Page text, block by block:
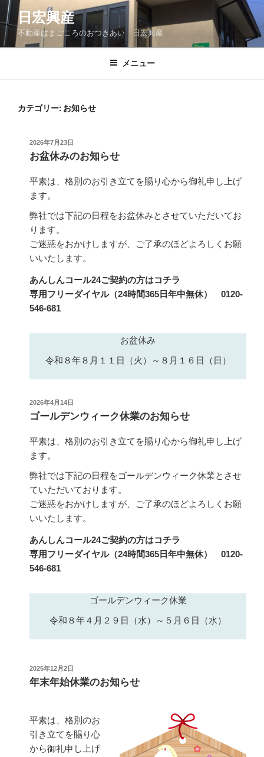
コ
ン
テ
ン
日宏興産
不動産はまごころのおつきあい 日宏興産
メニュー
カテゴリー: お知らせ
投
稿
日:
2026年7月23日
お盆休みのお知らせ
平素は、格別のお引き立てを賜り心から御礼申し上げ
ます。
弊社では下記の日程をお盆休みとさせていただいてお
ります。
ご迷惑をおかけしますが、ご了承のほどよろしくお願
いいたします。
あんしんコール24ご契約の方はコチラ
専用フリーダイヤル（24時間365日年中無休） 0120-
546-681
お盆休み
令和８年８月１１日（火）～８月１６日（日）
投
稿
2026年4月14日
ゴールデンウィーク休業のお知らせ
平素は、格別のお引き立てを賜り心から御礼申し上げ
ます。
弊社では下記の日程をゴールデンウィーク休業とさせ
ていただいております。
ご迷惑をおかけしますが、ご了承のほどよろしくお願
いいたします。
あんしんコール24ご契約の方はコチラ
専用フリーダイヤル（24時間365日年中無休） 0120-
546-681
ゴールデンウィーク休業
令和８年４月２９日（水）～５月６日（水）
投
稿
日:
2025年12月2日
年末年始休業のお知らせ
平素は、格別のお
引き立てを賜り心
から御礼申し上げ